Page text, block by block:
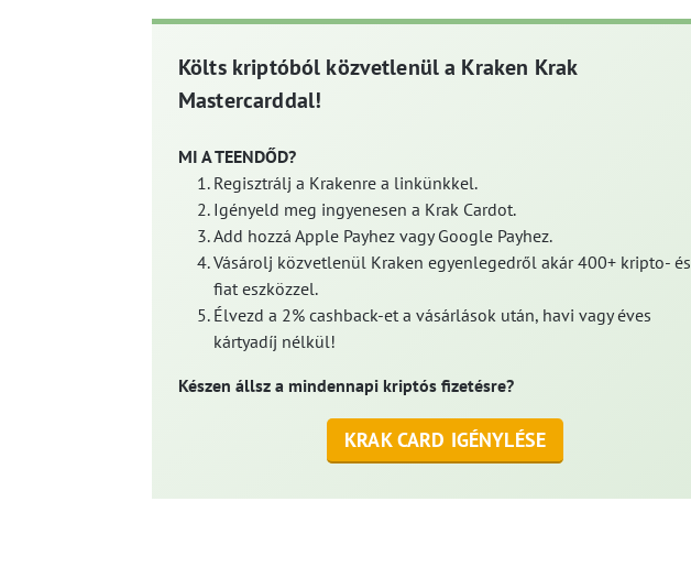
Költs kriptóból közvetlenül a Kraken Krak
Mastercarddal!
MI A TEENDŐD?
Regisztrálj a Krakenre a linkünkkel.
Igényeld meg ingyenesen a Krak Cardot.
Add hozzá Apple Payhez vagy Google Payhez.
Vásárolj közvetlenül Kraken egyenlegedről akár 400+ kripto- és
fiat eszközzel.
Élvezd a 2% cashback-et a vásárlások után, havi vagy éves
kártyadíj nélkül!
Készen állsz a mindennapi kriptós fizetésre?
KRAK CARD IGÉNYLÉSE